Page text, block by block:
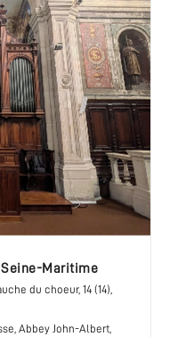
Seine-Maritime
du choeur, 14 (14),
Abbey John-Albert,